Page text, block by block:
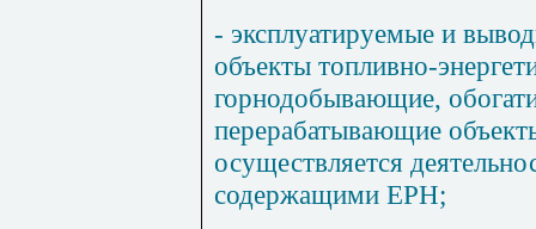
- эксплуатируемые и
объекты топливно-
горнодобывающие,
перерабатывающие
осуществляется
содержащими ЕРН;